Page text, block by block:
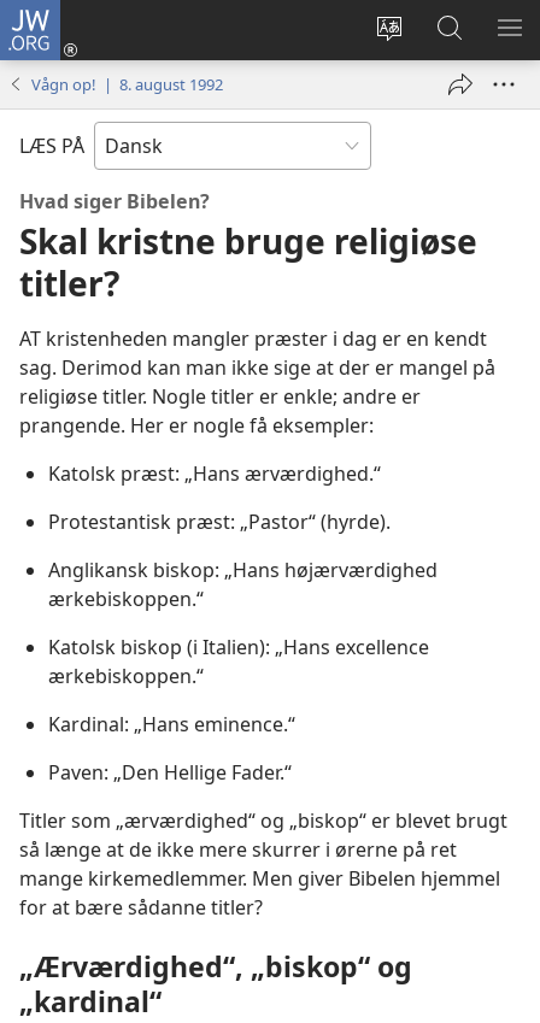
JW.ORG
Vælg
Log
på
vindue)
Søg
på
JW.ORG
VIS
Vågn op! | 8. august 1992
LÆS PÅ
Hvad siger Bibelen?
Skal kristne bruge religiøse
titler?
AT kristenheden mangler præster i dag er en kendt
sag. Derimod kan man ikke sige at der er mangel på
religiøse titler. Nogle titler er enkle; andre er
prangende. Her er nogle få eksempler:
Katolsk præst: „Hans ærværdighed.“
Protestantisk præst: „Pastor“ (hyrde).
Anglikansk biskop: „Hans højærværdighed
ærkebiskoppen.“
Katolsk biskop (i Italien): „Hans excellence
ærkebiskoppen.“
Kardinal: „Hans eminence.“
Paven: „Den Hellige Fader.“
Titler som „ærværdighed“ og „biskop“ er blevet brugt
så længe at de ikke mere skurrer i ørerne på ret
mange kirkemedlemmer. Men giver Bibelen hjemmel
for at bære sådanne titler?
„Ærværdighed“, „biskop“ og
„kardinal“